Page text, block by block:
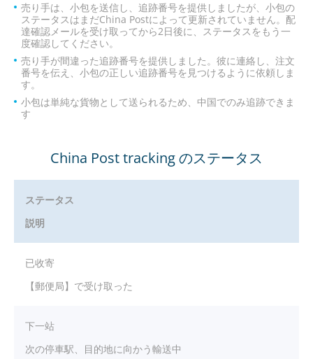
売り手は、小包を送信し、追跡番号を提供しましたが、小包の
ステータスはまだChina Postによって更新されていません。配
達確認メールを受け取ってから2日後に、ステータスをもう一
度確認してください。
売り手が間違った追跡番号を提供しました。彼に連絡し、注文
番号を伝え、小包の正しい追跡番号を見つけるように依頼しま
す。
小包は単純な貨物として送られるため、中国でのみ追跡できま
す
China Post tracking のステータス
ステータス
説明
已收寄
【郵便局】で受け取った
下一站
次の停車駅、目的地に向かう輸送中